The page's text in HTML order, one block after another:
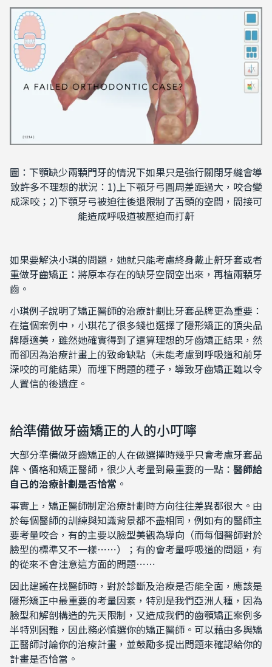
圖：下顎缺少兩顆門牙的情況下如果只是強行關閉牙縫會導
致許多不理想的狀況：1)上下顎牙弓圓周差距過大，咬合變
成深咬；2)下顎牙弓被迫往後退限制了舌頭的空間，間接可
能造成呼吸道被壓迫而打鼾
如果要解決小琪的問題，她就只能考慮終身戴止鼾牙套或者
重做牙齒矯正：將原本存在的缺牙空間空出來，再植兩顆牙
齒。
小琪例子說明了矯正醫師的治療計劃比牙套品牌更為重要：
在這個案例中，小琪花了很多錢也選擇了隱形矯正的頂尖品
牌隱適美，雖然她確實得到了還算理想的牙齒矯正結果，然
而卻因為治療計畫上的致命缺點（未能考慮到呼吸道和前牙
深咬的可能結果）而埋下問題的種子，導致牙齒矯正難以令
人置信的後遺症。
給準備做牙齒矯正的人的小叮嚀
大部分準備做牙齒矯正的人在做選擇時幾乎只會考慮牙套品
牌、價格和矯正醫師，很少人考量到最重要的一點： 醫師給
自己的治療計劃是否恰當 。
事實上，矯正醫師制定治療計劃時方向往往差異都很大。由
於每個醫師的訓練與知識背景都不盡相同，例如有的醫師主
要考量咬合，有的主要以臉型美觀為導向（而每個醫師對於
臉型的標準又不一樣⋯⋯）；有的會考量呼吸道的問題，有
的從來不會注意這方面的問題⋯⋯
因此建議在找醫師時，對於診斷及治療是否能全面，應該是
隱形矯正中最重要的考量因素，特別是我們亞洲人種，因為
臉型和解剖構造的先天限制，又造成我們的齒顎矯正案例多
半特別困難，因此務必慎選你的矯正醫師。可以藉由多與矯
正醫師討論你的治療計畫，並鼓勵多提出問題來確認給你的
計畫是否恰當。